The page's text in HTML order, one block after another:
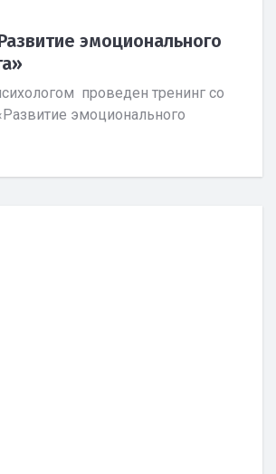
эмоционального
проведен тренинг со
эмоционального